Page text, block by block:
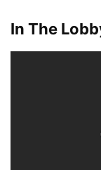
In The